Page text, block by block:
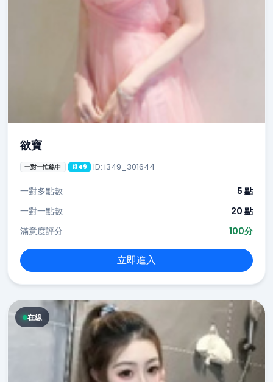
欲寶
一對一忙線中 i349 ID: i349_301644
一對多點數
5 點
一對一點數
20 點
滿意度評分
100分
立即進入
在線